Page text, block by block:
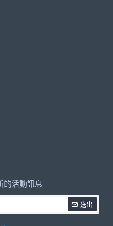
的活動訊息
送出